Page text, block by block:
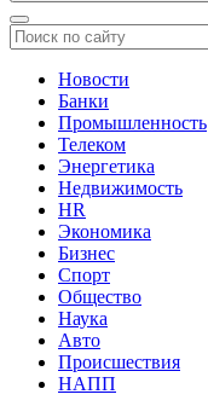
Новости
Банки
Промышленность
Телеком
Энергетика
Недвижимость
HR
Экономика
Бизнес
Спорт
Общество
Наука
Авто
Происшествия
НАПП